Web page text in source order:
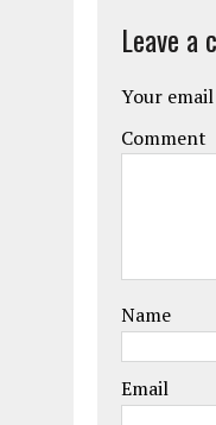
Leave a
Your
Comment
Name
Email